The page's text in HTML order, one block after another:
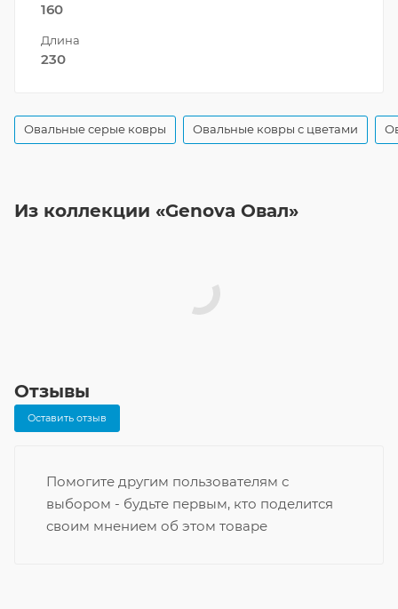
160
Длина
230
Овальные серые ковры Овальные ковры с цветами
Из коллекции «Genova Овал»
Отзывы
Оставить отзыв
Помогите другим пользователям с
выбором - будьте первым, кто поделится
своим мнением об этом товаре